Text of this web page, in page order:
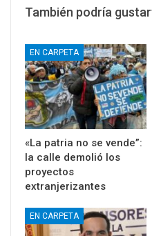
También podría
EN CARPETA
«La patria no se vende”:
la calle demolió los
proyectos
extranjerizantes
EN CARPETA